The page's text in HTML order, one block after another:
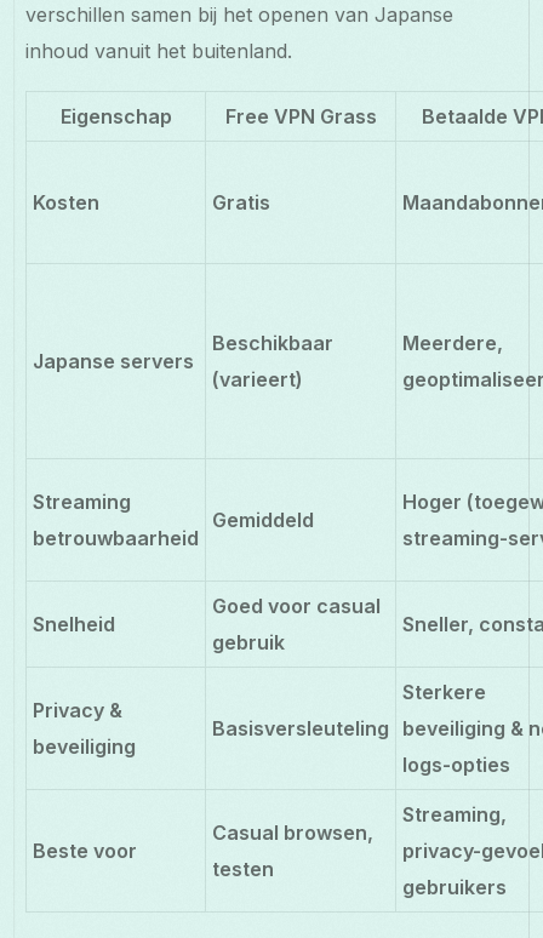
verschillen samen bij het openen van Japanse
inhoud vanuit het buitenland.
Eigenschap Free VPN Grass Betaalde
Kosten Gratis
Japanse servers
Beschikbaar
(varieert)
Meerdere,
Streaming
betrouwbaarheid
Gemiddeld
Hoger
streaming-
Snelheid
Goed voor casual
gebruik
Sneller,
Privacy &
beveiliging
Basisversleuteling
Sterkere
beveiliging &
logs-opties
Beste voor
Casual browsen,
testen
Streaming,
privacy-
gebruikers